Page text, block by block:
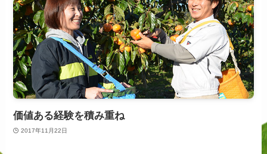
価値ある経験を積み重ね
2017年11月22日